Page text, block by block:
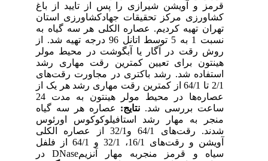
قرمز و آویشن شیرازی را پس از تایید از باغ
کشاورزی مرکز تحقیقات جهادکشاورزی استان
تهران تهیه کردیم. عصاره الکلی هر سه گیاه به
نسبت 1 به 5 توسط اتانل 96 درجه تهیه شد. از
روش رقت در آگار یا آبگوشت در محیط مولر
هینتون برای تعیین کمترین رقت مهاری رشد
استفاده شد. رشد باکتری در مجاورت رقت‌های
2/1 تا 64/1 از کمترین رقت مهاری رشد هر یک از
عصاره‌ها در محیط مولر هینتون به مدت 24
ساعت بررسی شد.نتایج:عصاره هر سه گیاه
منجر به مهار رشد استافیلوکوکوس اورئوس
شدند. رقت‌های 64/1 و32/1 از عصاره الکلی
آویشن و رقت‌های 16/1، 32/1 و 64/1 از فلفل
سیاه و قرمز منجربه مهار آنزیمDNase در